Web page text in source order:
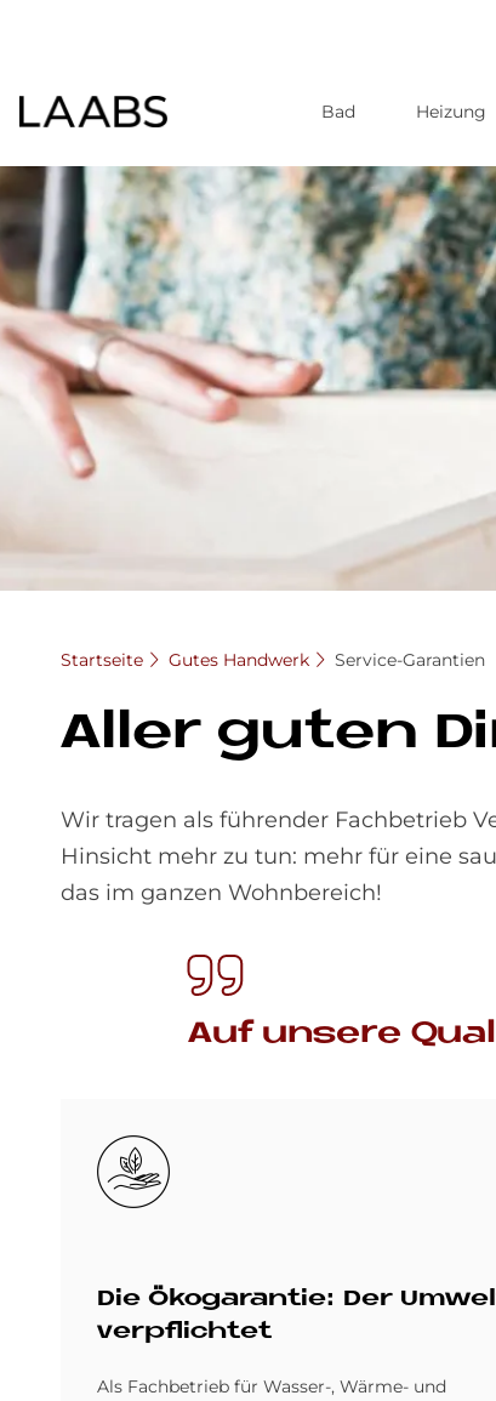
Direkt
Inhalt
Bad Heizung
Startseite Gutes Handwerk Service-Garantien
Al­ler gu­ten
Wir tragen als führender Fachbetrieb
Hinsicht mehr zu tun: mehr für eine
das im ganzen Wohnbereich!
Auf un­se­re
Bild
Die Öko­ga­ran­tie: Der
ver­pflich­tet
Als Fachbetrieb für Wasser-, Wärme- und